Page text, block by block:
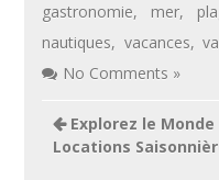
gastronomie, mer,
nautiques, vacances,
No Comments »
Navigation
de
Explorez le
Locations